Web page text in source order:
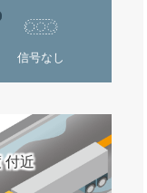
信号なし
付近